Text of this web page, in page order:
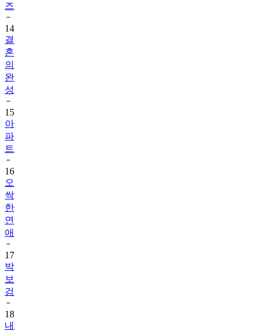
14
결
혼
의
완
성
15
아
파
트
16
오
싹
한
연
애
17
박
보
검
18
내
일
도